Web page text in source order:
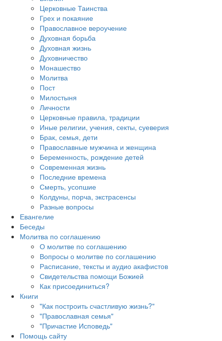
Церковные Таинства
Грех и покаяние
Православное вероучение
Духовная борьба
Духовная жизнь
Духовничество
Монашество
Молитва
Пост
Милостыня
Личности
Церковные правила, традиции
Иные религии, учения, секты, суеверия
Брак, семья, дети
Православные мужчина и женщина
Беременность, рождение детей
Современная жизнь
Последние времена
Смерть, усопшие
Колдуны, порча, экстрасенсы
Разные вопросы
Евангелие
Беседы
Молитва по соглашению
О молитве по соглашению
Вопросы о молитве по соглашению
Расписание, тексты и аудио акафистов
Свидетельства помощи Божией
Как присоединиться?
Книги
"Как построить счастливую жизнь?"
"Православная семья"
"Причастие Исповедь"
Помощь сайту